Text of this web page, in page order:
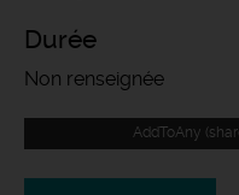
Durée
Non renseignée
AddToAny